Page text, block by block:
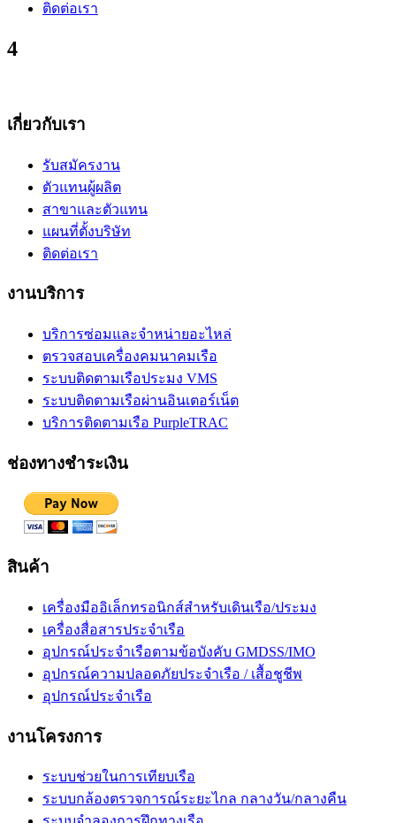
ติดต่อเรา
4
เกี่ยวกับเรา
รับสมัครงาน
ตัวแทนผู้ผลิต
สาขาและตัวแทน
แผนที่ตั้งบริษัท
ติดต่อเรา
งานบริการ
บริการซ่อมและจำหน่ายอะไหล่
ตรวจสอบเครื่องคมนาคมเรือ
ระบบติดตามเรือประมง VMS
ระบบติดตามเรือผ่านอินเตอร์เน็ต
บริการติดตามเรือ PurpleTRAC
ช่องทางชำระเงิน
สินค้า
เครื่องมืออิเล็กทรอนิกส์สำหรับเดินเรือ/ประมง
เครื่องสื่อสารประจำเรือ
อุปกรณ์ประจำเรือตามข้อบังคับ GMDSS/IMO
อุปกรณ์ความปลอดภัยประจำเรือ / เสื้อชูชีพ
อุปกรณ์ประจำเรือ
งานโครงการ
ระบบช่วยในการเทียบเรือ
ระบบกล้องตรวจการณ์ระยะไกล กลางวัน/กลางคืน